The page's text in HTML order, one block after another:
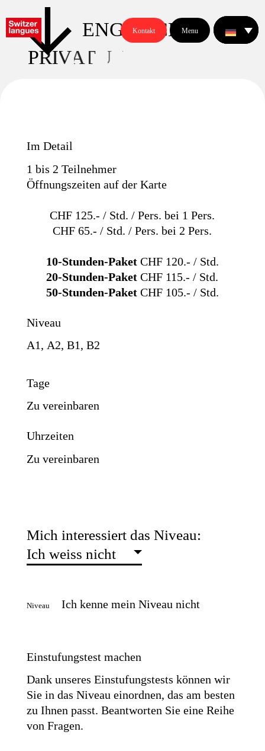
Kontakt Menu
ENGLISCH
PRIVAT U N
Im Detail
1 bis 2 Teilnehmer
Öffnungszeiten auf der Karte
CHF 125.- / Std. / Pers. bei 1 Pers.
CHF 65.- / Std. / Pers. bei 2 Pers.
10-Stunden-PaketCHF 120.- / Std.
20-Stunden-Paket CHF 115.- / Std.
50-Stunden-PaketCHF 105.- / Std.
Niveau
A1
A2 B1 B2
Tage
Zu vereinbaren
Uhrzeiten
Zu vereinbaren
Mich interessiert das Niveau:
Ich weiss nicht
Niveau Ich kenne mein Niveau nicht
Einstufungstest machen
Dank unseres Einstufungstests können wir
Sie in das Niveau einordnen, das am besten
zu Ihnen passt. Beantworten Sie eine Reihe
von Fragen.